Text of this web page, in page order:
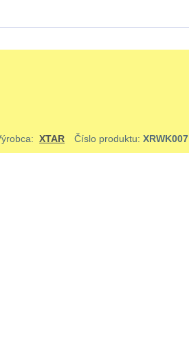
XTAR Číslo produktu:XRWK007